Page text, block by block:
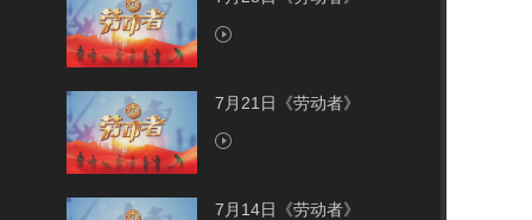
7月21日《劳动者》
7月14日《劳动者》